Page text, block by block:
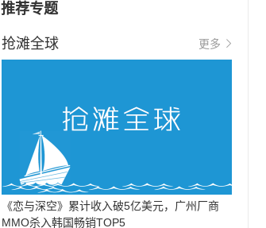
推荐专题
抢滩全球 更多
《恋与深空》累计收入破5亿美元，广州厂商
MMO杀入韩国畅销TOP5